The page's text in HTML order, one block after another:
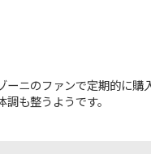
ニのファンで定期的に購
も整うようです。